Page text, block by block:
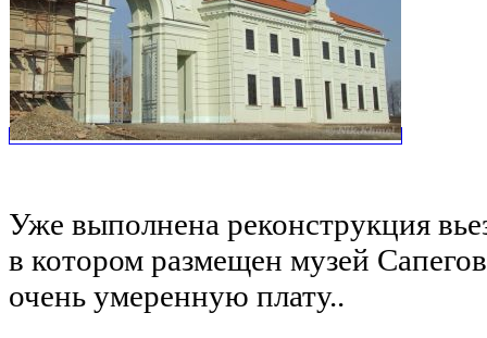
Уже выполнена реконструкция
в котором размещен музей
очень умеренную плату..